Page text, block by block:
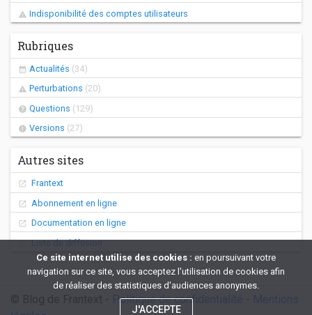
Ce site internet utilise des cookies : en poursuivant votre
navigation sur ce site, vous acceptez l'utilisation de cookies afin
de réaliser des statistiques d'audiences anonymes.
J'ACCEPTE
Indisponibilité des comptes utilisateurs
Rubriques
Actualités (34)
Perturbations (20)
Questions (129)
Versions (27)
Autres sites
Frantext
Abonnement en ligne
Documentation en ligne
Liste de diffusion
Politique de confidentialité